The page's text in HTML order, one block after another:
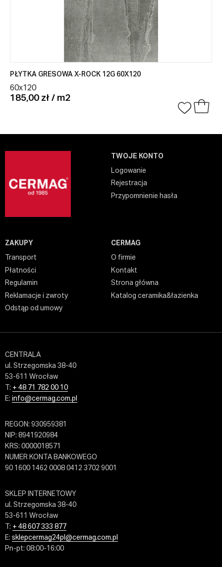
PŁYTKA GRESOWA X-ROCK 12G 60X120
60x120
185,00 zł / m2
TWOJE KONTO
Logowanie
Rejestracja
Przypomnienie hasła
ZAKUPY
Transport
Płatności
Regulamin
Reklamacje i zwroty
Odstąp od umowy
CERMAG
O firmie
Kontakt
Strona główna
Katalog ceramika&łazienka
CENTRALA
ul. Strzegomska 38-40
53-611 Wrocław
T: + 48 71 782 00 10
E: info@cermag.com.pl
REGON: 930959381
NIP: 8941920984
KRS: 0000018571
NUMER KONTA BANKOWEGO
90 1600 1462 0008 0412 3702 9001
SKLEP INTERNETOWY
ul. Strzegomska 38-40
53-611 Wrocław
T: + 48 607 333 877
E: sklepcermag24pl@cermag.com.pl
Pn-pt: 08:00-16:00